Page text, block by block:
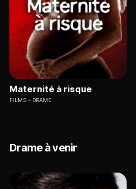
Maternité à risque
FILMS DRAME
Drame à venir